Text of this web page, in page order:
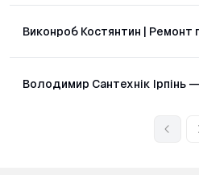
Виконроб Костянтин | Ремонт